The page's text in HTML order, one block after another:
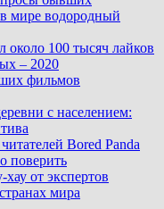
мире водородный
100 тысяч лайков
– 2020
фильмов
с населением:
Bored Panda
поверить
от экспертов
мира